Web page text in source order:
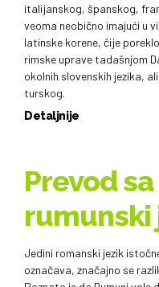
italijanskog, španskog,
veoma neobično imajući u
latinske korene, čije
rimske uprave tadašnjom
okolnih slovenskih jezika,
turskog.
Detaljnije
Prevod
rumunski
Jedini romanski jezik
označava, značajno se